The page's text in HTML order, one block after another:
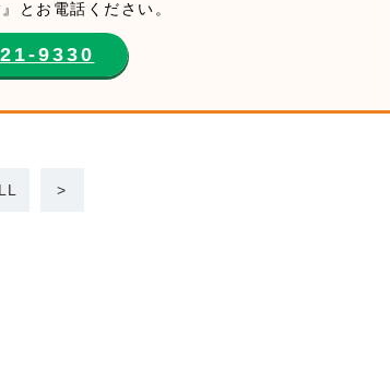
とお電話ください。
9330
>